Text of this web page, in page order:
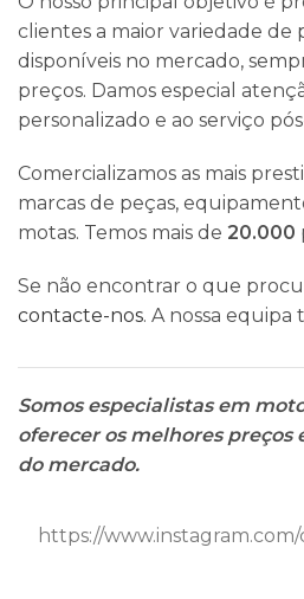
clientes a maior variedade de
disponíveis no mercado,
preços. Damos especial
personalizado e ao serviço
Comercializamos as mais
marcas de peças,
motas. Temos mais de 20.000
Se não encontrar o que
contacte-nos. A nossa equipa
Somos especialistas em
oferecer os melhores preços
do mercado.
https://